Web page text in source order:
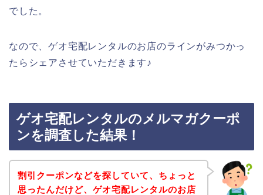
でした。
なので、ゲオ宅配レンタルのお店のラインがみつかっ
たらシェアさせていただきます♪
ゲオ宅配レンタルのメルマガクーポ
ンを調査した結果！
割引クーポンなどを探していて、ちょっと
思ったんだけど、ゲオ宅配レンタルのお店